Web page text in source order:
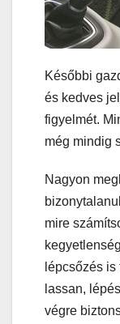
Későbbi
és kedves
figyelmét.
még mindig
Nagyon
mire
lépcsőzés
lassan,
végre